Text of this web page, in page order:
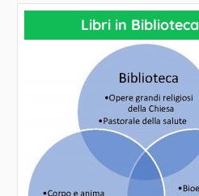
Libri in Biblioteca